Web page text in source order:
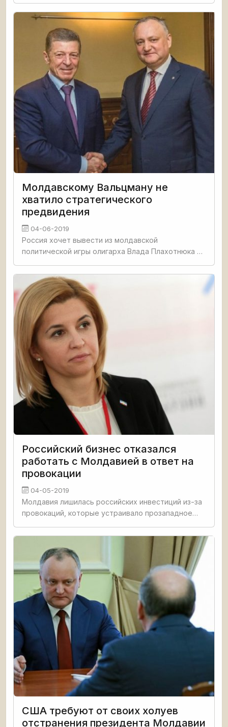
политический кризис в стране и не передает
власть законно сформированному правительству,
Молдавскому Вальцману не
хватило стратегического
предвидения
04-06-2019
Россия хочет вывести из молдавской
политической игры олигарха Влада Плахотнюка и
партии сразиться в честном поединке на выборах.
Это дал сегодня однозначно
Российский бизнес отказался
работать с Молдавией в ответ на
провокации
04-05-2019
Молдавия лишилась российских инвестиций из-за
провокаций, которые устраивало прозападное
Moldova» заявила глава автономии Гагаузия
США требуют от своих холуев
отстранения президента Молдавии